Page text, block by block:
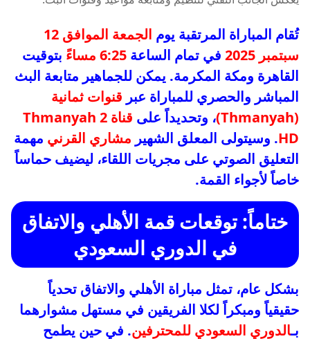
تُقام المباراة المرتقبة يوم
الجمعة الموافق 12
سبتمبر 2025
في تمام الساعة 6:25 مساءً
بتوقيت
القاهرة ومكة المكرمة. يمكن للجماهير متابعة البث
المباشر والحصري للمباراة عبر قنوات ثمانية
(Thmanyah)
، وتحديداً على
قناة Thmanyah 2
HD. وسيتولى المعلق الشهير مشاري القرني مهمة
التعليق الصوتي على مجريات اللقاء، ليضيف حماساً
خاصاً لأجواء القمة.
ختاماً: توقعات قمة الأهلي والاتفاق
في الدوري السعودي
بشكل عام، تمثل مباراة الأهلي والاتفاق تحدياً
حقيقياً ومبكراً لكلا الفريقين في مستهل مشوارهما
بـالدوري السعودي للمحترفين. في حين يطمح